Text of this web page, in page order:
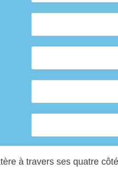
à travers ses quatre